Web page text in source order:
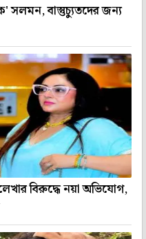
সলমন, বাস্তুচ্যুতদের জন্য
বিরুদ্ধে নয়া অভিযোগ,